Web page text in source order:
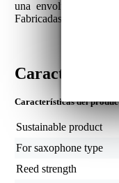
una envoltura de
Fabricadas en EE.UU.
Características
Características del
Sustainable product
For saxophone type
Reed strength